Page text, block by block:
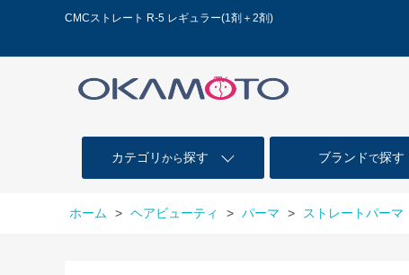
CMCストレート R-5 レギュラー(1剤＋2剤)
カテゴリ から探す ブランドで探す
ホーム > ヘアビューティ > パーマ > ストレートパーマ